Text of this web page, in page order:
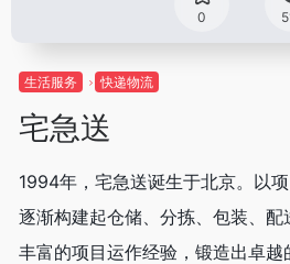
0
生活服务 快递物流
宅急送
1994年，宅急送诞生于北京。以
逐渐构建起仓储、分拣、包装、配
丰富的项目运作经验，锻造出卓越